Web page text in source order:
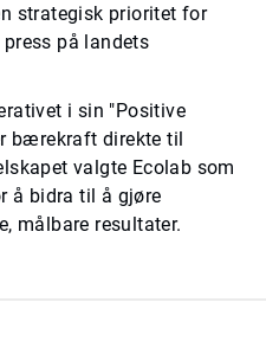
strategisk prioritet for
på landets
i sin "Positive
bærekraft direkte til
valgte Ecolab som
å bidra til å gjøre
målbare resultater.